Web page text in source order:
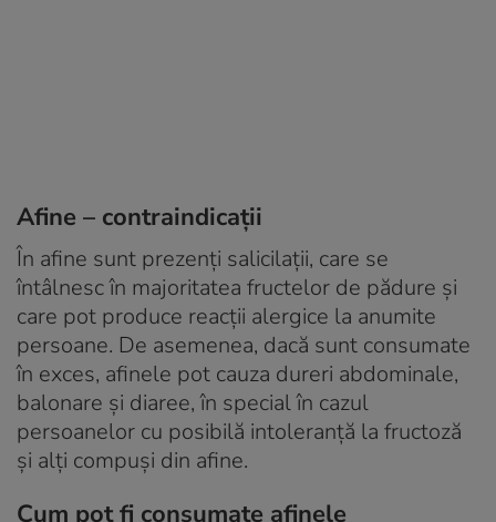
Afine – contraindicații
În afine sunt prezenți salicilații, care se
întâlnesc în majoritatea fructelor de pădure și
care pot produce reacții alergice la anumite
persoane. De asemenea, dacă sunt consumate
în exces, afinele pot cauza dureri abdominale,
balonare și diaree, în special în cazul
persoanelor cu posibilă intoleranță la fructoză
și alți compuși din afine.
Cum pot fi consumate afinele